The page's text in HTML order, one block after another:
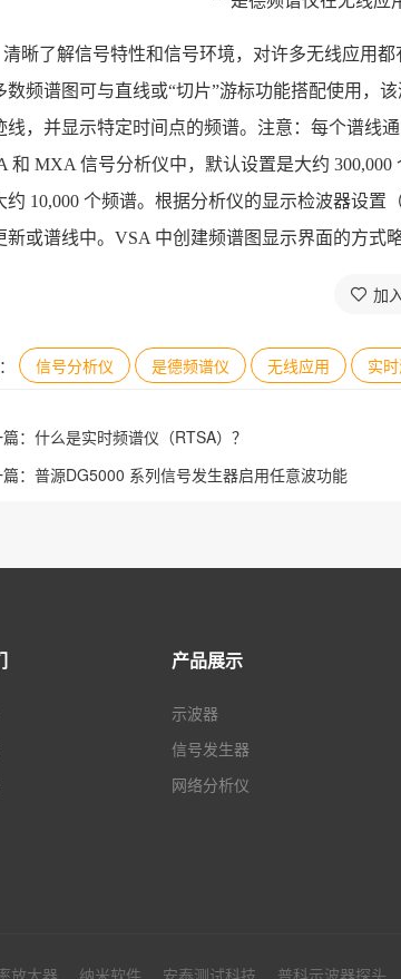
清晰了解信号特性和信号环境，对许多无线应用
数频谱图可与直线或“切片”游标功能搭配使用，
线，并显示特定时间点的频谱。注意：每个谱线
和 MXA 信号分析仪中，默认设置是大约
约 10,000 个频谱。根据分析仪的显示检波器设
新或谱线中。VSA 中创建频谱图显示界面的方式
加
信号分析仪 是德频谱仪 无线应用 实
： 什么是实时频谱仪（RTSA）？
： 普源DG5000 系列信号发生器启用任意波功能
产品展示
示波器
信号发生器
网络分析仪
放大器 纳米软件 安泰测试科技 普科示波器探头